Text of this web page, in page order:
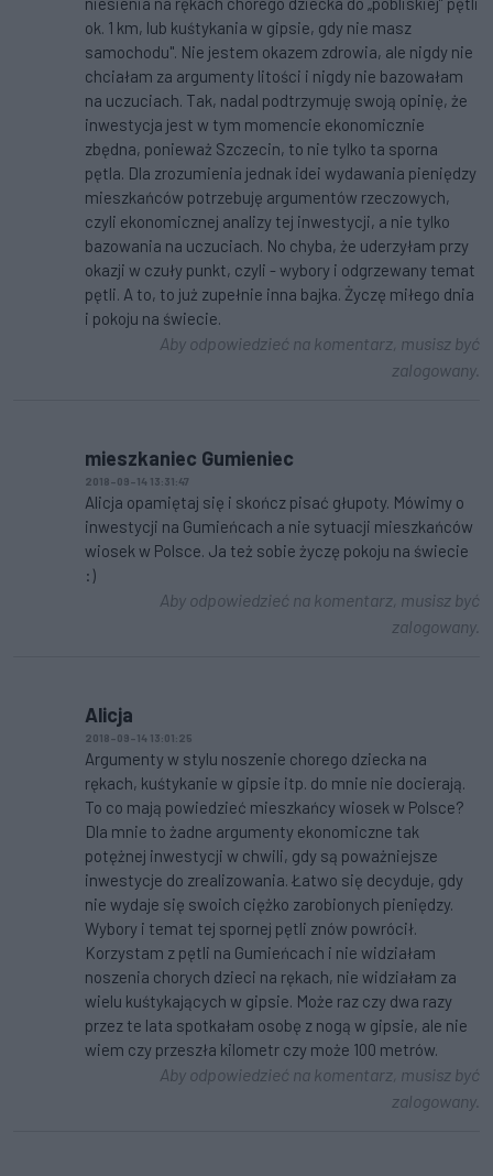
ok. 1 km, lub kuśtykania w gipsie, gdy nie masz
samochodu". Nie jestem okazem zdrowia, ale nigdy nie
chciałam za argumenty litości i nigdy nie bazowałam
na uczuciach. Tak, nadal podtrzymuję swoją opinię, że
inwestycja jest w tym momencie ekonomicznie
zbędna, ponieważ Szczecin, to nie tylko ta sporna
pętla. Dla zrozumienia jednak idei wydawania pieniędzy
mieszkańców potrzebuję argumentów rzeczowych,
czyli ekonomicznej analizy tej inwestycji, a nie tylko
bazowania na uczuciach. No chyba, że uderzyłam przy
okazji w czuły punkt, czyli - wybory i odgrzewany temat
pętli. A to, to już zupełnie inna bajka. Życzę miłego dnia
i pokoju na świecie.
Aby odpowiedzieć na komentarz, musisz być
zalogowany.
mieszkaniec Gumieniec
2018-09-14 13:31:47
Alicja opamiętaj się i skończ pisać głupoty. Mówimy o
inwestycji na Gumieńcach a nie sytuacji mieszkańców
wiosek w Polsce. Ja też sobie życzę pokoju na świecie
:)
Aby odpowiedzieć na komentarz, musisz być
zalogowany.
Alicja
2018-09-14 13:01:25
Argumenty w stylu noszenie chorego dziecka na
rękach, kuśtykanie w gipsie itp. do mnie nie docierają.
To co mają powiedzieć mieszkańcy wiosek w Polsce?
Dla mnie to żadne argumenty ekonomiczne tak
potężnej inwestycji w chwili, gdy są poważniejsze
inwestycje do zrealizowania. Łatwo się decyduje, gdy
nie wydaje się swoich ciężko zarobionych pieniędzy.
Wybory i temat tej spornej pętli znów powrócił.
Korzystam z pętli na Gumieńcach i nie widziałam
noszenia chorych dzieci na rękach, nie widziałam za
wielu kuśtykających w gipsie. Może raz czy dwa razy
przez te lata spotkałam osobę z nogą w gipsie, ale nie
wiem czy przeszła kilometr czy może 100 metrów.
Aby odpowiedzieć na komentarz, musisz być
zalogowany.